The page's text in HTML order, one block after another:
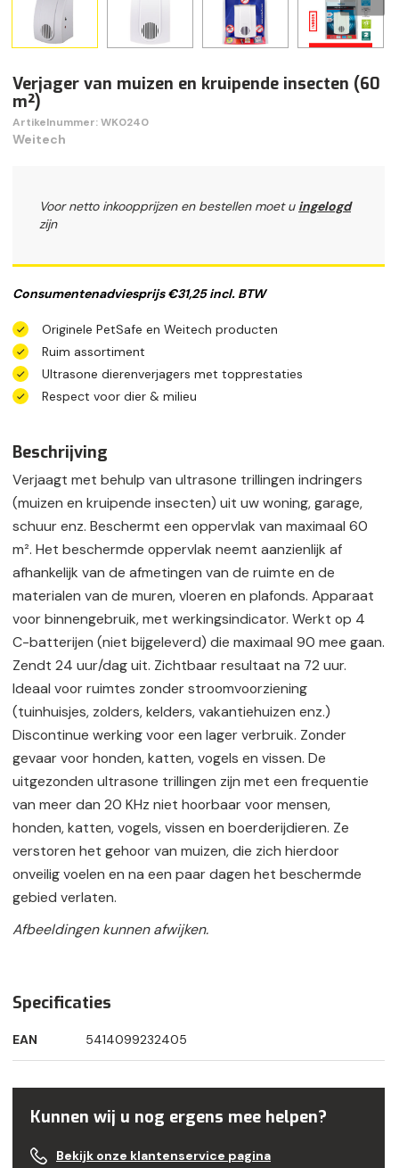
Verjager van muizen en kruipende insecten (60
m²)
Artikelnummer: WK0240
Weitech
Voor netto inkoopprijzen en bestellen moet u ingelogd
zijn
Consumentenadviesprijs €31,25 incl. BTW
Originele PetSafe en Weitech producten
Ruim assortiment
Ultrasone dierenverjagers met topprestaties
Respect voor dier & milieu
Beschrijving
Verjaagt met behulp van ultrasone trillingen indringers
(muizen en kruipende insecten) uit uw woning, garage,
schuur enz. Beschermt een oppervlak van maximaal 60
m². Het beschermde oppervlak neemt aanzienlijk af
afhankelijk van de afmetingen van de ruimte en de
materialen van de muren, vloeren en plafonds. Apparaat
voor binnengebruik, met werkingsindicator. Werkt op 4
C-batterijen (niet bijgeleverd) die maximaal 90 mee gaan.
Zendt 24 uur/dag uit. Zichtbaar resultaat na 72 uur.
Ideaal voor ruimtes zonder stroomvoorziening
(tuinhuisjes, zolders, kelders, vakantiehuizen enz.)
Discontinue werking voor een lager verbruik. Zonder
gevaar voor honden, katten, vogels en vissen. De
uitgezonden ultrasone trillingen zijn met een frequentie
van meer dan 20 KHz niet hoorbaar voor mensen,
honden, katten, vogels, vissen en boerderijdieren. Ze
verstoren het gehoor van muizen, die zich hierdoor
onveilig voelen en na een paar dagen het beschermde
gebied verlaten.
Afbeeldingen kunnen afwijken.
Specificaties
EAN 5414099232405
Kunnen wij u nog ergens mee helpen?
Bekijk onze klantenservice pagina